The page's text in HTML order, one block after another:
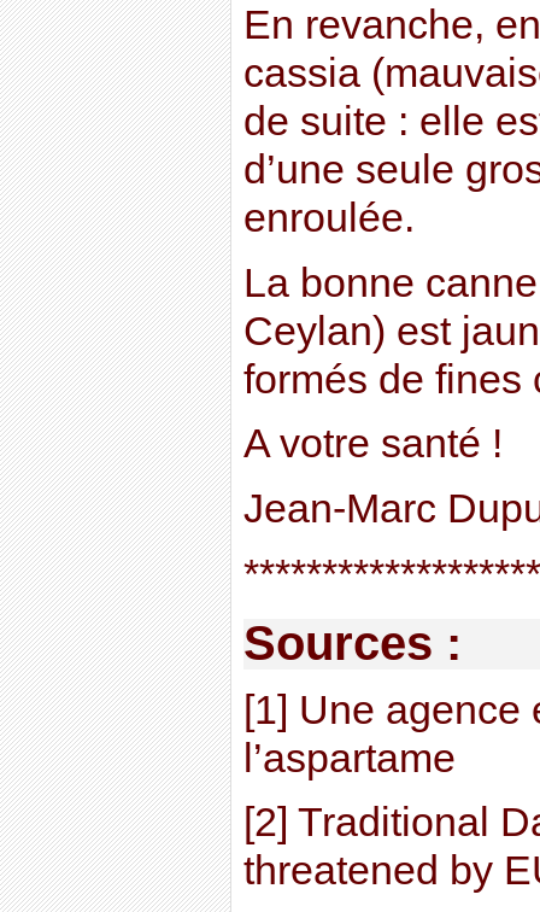
En revanche,
cassia
de suite : elle
d’une seule
enroulée.
La bonne
Ceylan) est
formés de fines
A votre santé !
Jean-Marc
Sources :
[1] Une agence
l’aspartame
[2] Traditional
threatened by